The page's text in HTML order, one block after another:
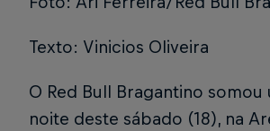
Texto: Vinicios Oliveira
O Red Bull Bragantino
noite deste sábado (18), na